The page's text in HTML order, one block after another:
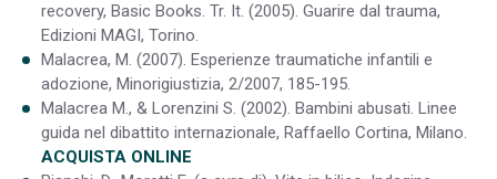
recovery, Basic Books. Tr. It. (2005). Guarire dal trauma,
Edizioni MAGI, Torino.
Malacrea, M. (2007). Esperienze traumatiche infantili e
adozione, Minorigiustizia, 2/2007, 185-195.
Malacrea M., & Lorenzini S. (2002). Bambini abusati. Linee
guida nel dibattito internazionale, Raffaello Cortina, Milano.
ACQUISTA ONLINE